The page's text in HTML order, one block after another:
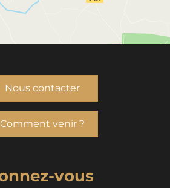
Nous contacter
Comment venir ?
vous